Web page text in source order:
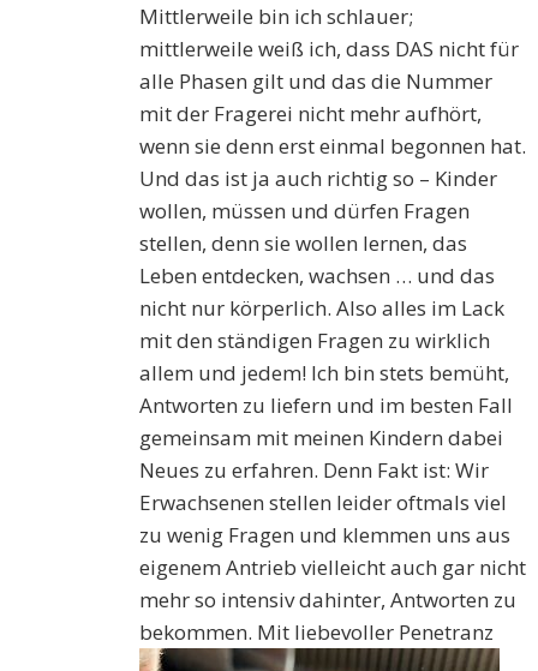
Mittlerweile bin ich schlauer;
mittlerweile weiß ich, dass DAS nicht für
alle Phasen gilt und das die Nummer
mit der Fragerei nicht mehr aufhört,
wenn sie denn erst einmal begonnen hat.
Und das ist ja auch richtig so – Kinder
wollen, müssen und dürfen Fragen
stellen, denn sie wollen lernen, das
Leben entdecken, wachsen … und das
nicht nur körperlich. Also alles im Lack
mit den ständigen Fragen zu wirklich
allem und jedem! Ich bin stets bemüht,
Antworten zu liefern und im besten Fall
gemeinsam mit meinen Kindern dabei
Neues zu erfahren. Denn Fakt ist: Wir
Erwachsenen stellen leider oftmals viel
zu wenig Fragen und klemmen uns aus
eigenem Antrieb vielleicht auch gar nicht
mehr so intensiv dahinter, Antworten zu
bekommen. Mit liebevoller Penetranz